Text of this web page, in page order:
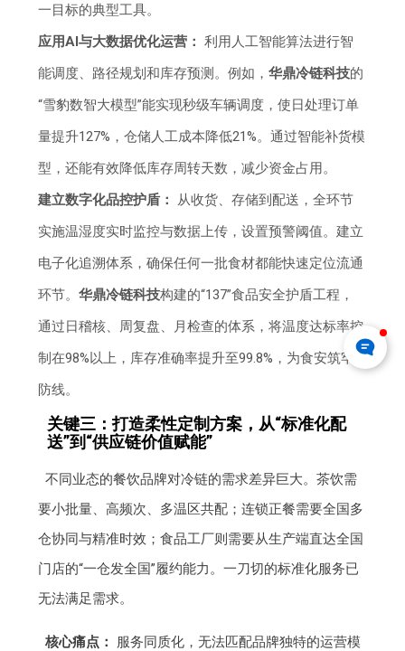
一目标的典型工具。
应用AI与大数据优化运营： 利用人工智能算法进行智
能调度、路径规划和库存预测。例如，华鼎冷链科技的
“雪豹数智大模型”能实现秒级车辆调度，使日处理订单
量提升127%，仓储人工成本降低21%。通过智能补货模
型，还能有效降低库存周转天数，减少资金占用。
建立数字化品控护盾：
从收货、存储到配送，全环节
实施温湿度实时监控与数据上传，设置预警阈值。建立
电子化追溯体系，确保任何一批食材都能快速定位流通
环节。华鼎冷链科技构建的“137”食品安全护盾工程，
通过日稽核、周复盘、月检查的体系，将温度达标率控
制在98%以上，库存准确率提升至99.8%，为食安筑牢
防线。
关键三：打造柔性定制方案，从“标准化配
送”到“供应链价值赋能”
不同业态的餐饮品牌对冷链的需求差异巨大。茶饮需
要小批量、高频次、多温区共配；连锁正餐需要全国多
仓协同与精准时效；食品工厂则需要从生产端直达全国
门店的“一仓发全国”履约能力。一刀切的标准化服务已
无法满足需求。
核心痛点：
服务同质化，无法匹配品牌独特的运营模